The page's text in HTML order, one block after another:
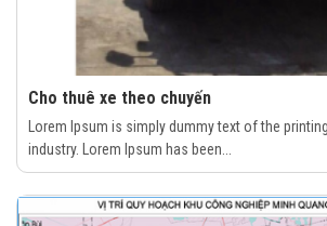
Cho thuê xe theo chuyến
Lorem Ipsum is simply dummy text of the
industry. Lorem Ipsum has been...